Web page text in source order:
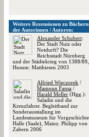
Weitere Rezensionen zu Büchern
der Autorinnen / Autoren:
Alexander Schubert:
Der Stadt Nutz oder
Notdurft? Die
Reichsstadt Nürnberg
und der Städtekrieg von 1388/89,
Husum: Matthiesen 2003
Alfried Wieczorek /
Mamoun Fansa /
Harald Meller (Hgg.):
Saladin und die
Kreuzfahrer. Begleitband zur
Sonderausstallung im
Landesmuseum für Vorgeschichte
Halle (Saale), Mainz: Philipp von
Zabern 2006